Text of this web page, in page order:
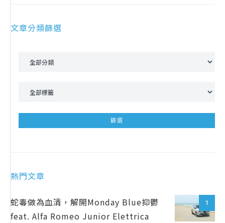
文章分類篩選
熱門文章
1
蛇毒做為血清，解開Monday Blue抑鬱
feat. Alfa Romeo Junior Elettrica